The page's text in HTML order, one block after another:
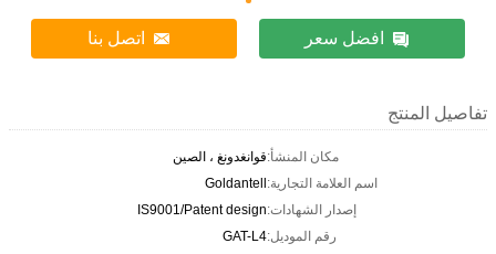
افضل سعر اتصل بنا
تفاصيل المنتج
مكان المنشأ:قوانغدونغ ، الصين
اسم العلامة التجارية:Goldantell
إصدار الشهادات:IS9001/Patent design
رقم الموديل:GAT-L4